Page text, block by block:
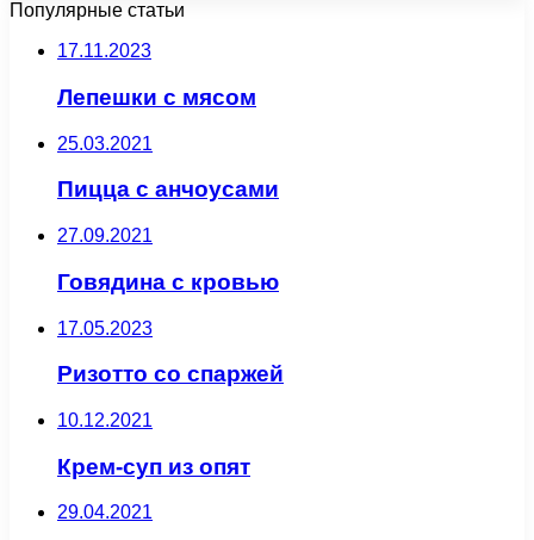
Популярные статьи
17.11.2023
Лепешки с мясом
25.03.2021
Пицца с анчоусами
27.09.2021
Говядина с кровью
17.05.2023
Ризотто со спаржей
10.12.2021
Крем-суп из опят
29.04.2021